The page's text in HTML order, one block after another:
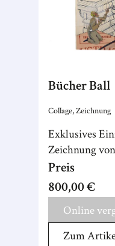
Bücher Ball
Collage, Zeichnung
Exklusives
Zeichnung
Preis
800,00 €
Online
Zum